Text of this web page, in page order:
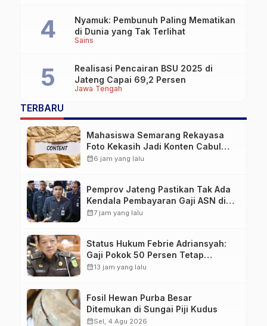
Sains
Nyamuk: Pembunuh Paling Mematikan
di Dunia yang Tak Terlihat
Jawa Tengah
Realisasi Pencairan BSU 2025 di
Jateng Capai 69,2 Persen
TERBARU
Mahasiswa Semarang Rekayasa
Foto Kekasih Jadi Konten Cabul
karena Sakit Hati
calendar_month6 jam yang lalu
Pemprov Jateng Pastikan Tak Ada
Kendala Pembayaran Gaji ASN di
Tengah Pemangkasan Transfer ke
calendar_month7 jam yang lalu
Status Hukum Febrie Adriansyah:
Gaji Pokok 50 Persen Tetap
Mengalir, Tunjangan Disetop
calendar_month13 jam yang lalu
Fosil Hewan Purba Besar
Ditemukan di Sungai Piji Kudus
calendar_monthSel, 4 Agu 2026